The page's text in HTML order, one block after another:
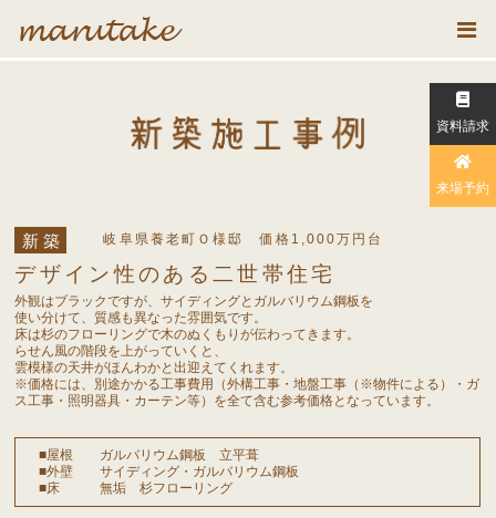
資料請求
来場予約
新築 岐阜県養老町Ｏ様邸 価格1,000万円台
デザイン性のある二世帯住宅
外観はブラックですが、サイディングとガルバリウム鋼板を
使い分けて、質感も異なった雰囲気です。
床は杉のフローリングで木のぬくもりが伝わってきます。
らせん風の階段を上がっていくと、
雲模様の天井がほんわかと出迎えてくれます。
※価格には、別途かかる工事費用（外構工事・地盤工事（※物件による）・ガ
ス工事・照明器具・カーテン等）を全て含む参考価格となっています。
屋根 ガルバリウム鋼板 立平葺
外壁 サイディング・ガルバリウム鋼板
床 無垢 杉フローリング